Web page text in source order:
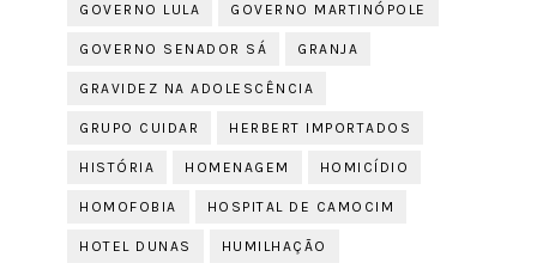
GOVERNO LULA GOVERNO MARTINÓPOLE
GOVERNO SENADOR SÁ GRANJA
GRAVIDEZ NA ADOLESCÊNCIA
GRUPO CUIDAR HERBERT IMPORTADOS
HISTÓRIA HOMENAGEM HOMICÍDIO
HOMOFOBIA HOSPITAL DE CAMOCIM
HOTEL DUNAS HUMILHAÇÃO